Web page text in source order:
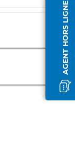
AGENT HORS LIGNE